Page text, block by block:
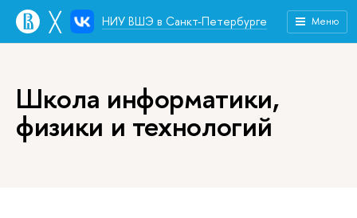
╳ НИУ ВШЭ в Санкт-Петербурге Меню
Школа информатики,
физики и технологий